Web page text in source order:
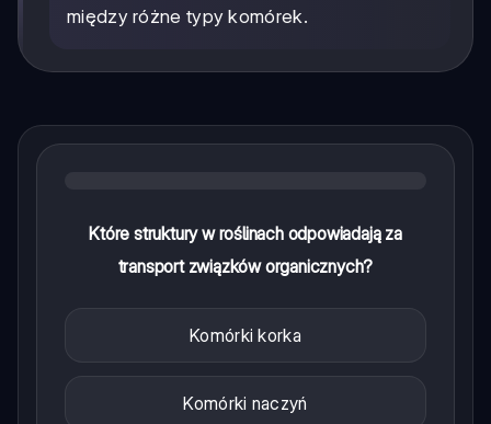
między różne typy komórek.
Które struktury w roślinach odpowiadają za
transport związków organicznych?
Komórki korka
Komórki naczyń